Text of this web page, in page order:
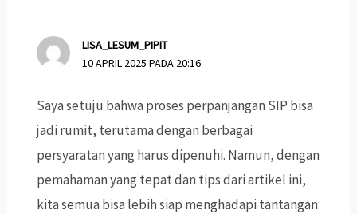
LISA_LESUM_PIPIT
10 APRIL 2025 PADA 20:16
Saya setuju bahwa proses perpanjangan SIP bisa
jadi rumit, terutama dengan berbagai
persyaratan yang harus dipenuhi. Namun, dengan
pemahaman yang tepat dan tips dari artikel ini,
kita semua bisa lebih siap menghadapi tantangan